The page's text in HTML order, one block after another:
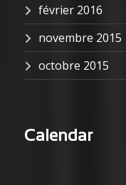
février 2016
novembre 2015
octobre 2015
Calendar